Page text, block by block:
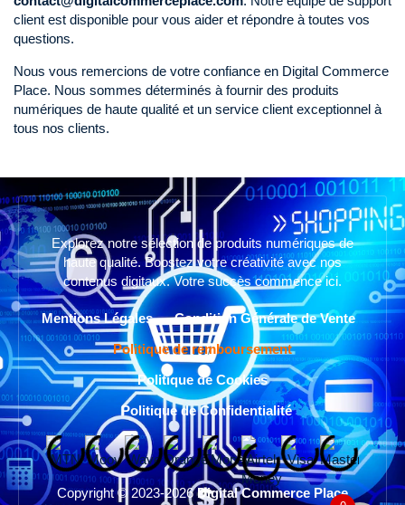
client est disponible pour vous aider et répondre à toutes vos
questions.
Nous vous remercions de votre confiance en Digital Commerce
Place. Nous sommes déterminés à fournir des produits
numériques de haute qualité et un service client exceptionnel à
tous nos clients.
Explorez notre sélection de produits numériques de
haute qualité. Boostez votre créativité avec nos
contenus digitaux. Votre succès commence ici.
Mentions Légales
Condition Générale de Vente
Politique de remboursement
Politique de Cookies
Politique de Confidentialité
Copyright © 2023-2026Digital Commerce Place